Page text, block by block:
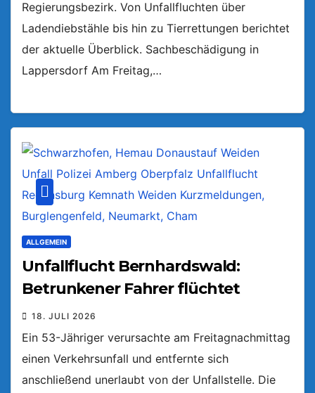
Regierungsbezirk. Von Unfallfluchten über
Ladendiebstähle bis hin zu Tierrettungen berichtet
der aktuelle Überblick. Sachbeschädigung in
Lappersdorf Am Freitag,…
ALLGEMEIN
Unfallflucht Bernhardswald:
Betrunkener Fahrer flüchtet
18. JULI 2026
Ein 53-Jähriger verursachte am Freitagnachmittag
einen Verkehrsunfall und entfernte sich
anschließend unerlaubt von der Unfallstelle. Die